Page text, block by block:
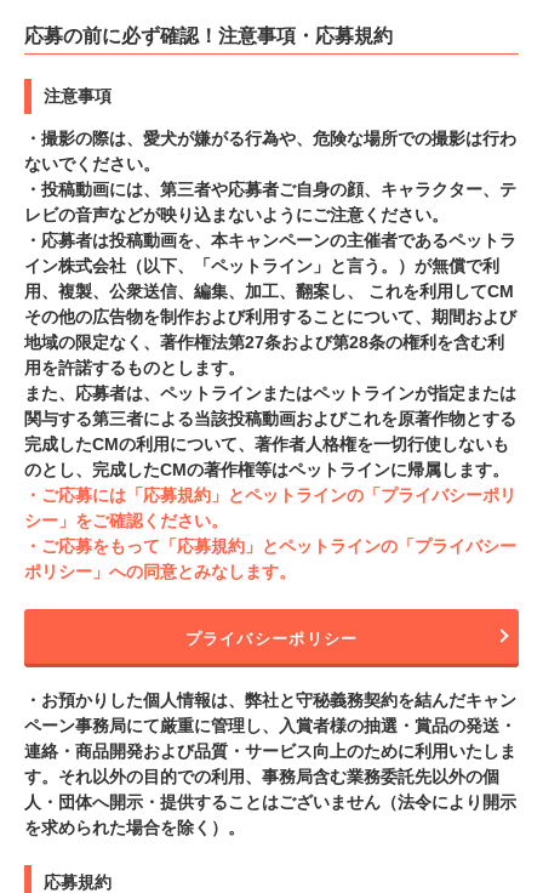
応募の前に必ず確認！注意事項・応募規約
注意事項
・撮影の際は、愛犬が嫌がる行為や、危険な場所での撮影は行わ
ないでください。
・投稿動画には、第三者や応募者ご自身の顔、キャラクター、テ
レビの音声などが映り込まないようにご注意ください。
・応募者は投稿動画を、本キャンペーンの主催者であるペットラ
イン株式会社（以下、「ペットライン」と言う。）が無償で利
用、複製、公衆送信、編集、加工、翻案し、 これを利用してCM
その他の広告物を制作および利用することについて、期間および
地域の限定なく、著作権法第27条および第28条の権利を含む利
用を許諾するものとします。
また、応募者は、ペットラインまたはペットラインが指定または
関与する第三者による当該投稿動画およびこれを原著作物とする
完成したCMの利用について、著作者人格権を一切行使しないも
のとし、完成したCMの著作権等はペットラインに帰属します。
・ご応募には「応募規約」とペットラインの「プライバシーポリ
シー」をご確認ください。
・ご応募をもって「応募規約」とペットラインの「プライバシー
ポリシー」への同意とみなします。
プライバシーポリシー
・お預かりした個人情報は、弊社と守秘義務契約を結んだキャン
ペーン事務局にて厳重に管理し、入賞者様の抽選・賞品の発送・
連絡・商品開発および品質・サービス向上のために利用いたしま
す。それ以外の目的での利用、事務局含む業務委託先以外の個
人・団体へ開示・提供することはございません（法令により開示
を求められた場合を除く）。
応募規約